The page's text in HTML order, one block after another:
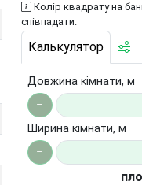
Колір квадрату на
співпадати.
Калькулятор
Довжина кімнати, м
Ширина кімнати, м